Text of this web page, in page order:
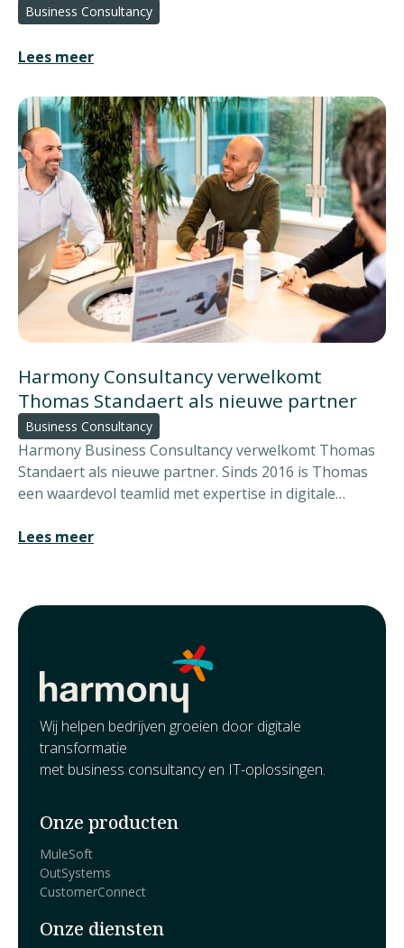
Business Consultancy
Lees meer
Harmony Consultancy verwelkomt
Thomas Standaert als nieuwe partner
Business Consultancy
Harmony Business Consultancy verwelkomt Thomas
Standaert als nieuwe partner. Sinds 2016 is Thomas
een waardevol teamlid met expertise in digitale
Met zijn toetreding als partner versterkt Harmony zijn
Lees meer
Wij helpen bedrijven groeien door digitale
transformatie
met business consultancy en IT-oplossingen.
Onze producten
MuleSoft
OutSystems
CustomerConnect
Onze diensten